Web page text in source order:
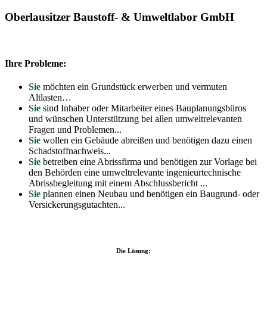
Oberlausitzer Baustoff- & Umweltlabor GmbH
Ihre Probleme:
Sie möchten ein Grundstück erwerben und vermuten
Altlasten…
Sie sind Inhaber oder Mitarbeiter eines Bauplanungsbüros
und wünschen Unterstützung bei allen umweltrelevanten
Fragen und Problemen...
Sie wollen ein Gebäude abreißen und benötigen dazu einen
Schadstoffnachweis...
Sie betreiben eine Abrissfirma und benötigen zur Vorlage bei
den Behörden eine umweltrelevante ingenieurtechnische
Abrissbegleitung mit einem Abschlussbericht ...
Sie plannen einen Neubau und benötigen ein Baugrund- oder
Versickerungsgutachten...
Die Lösung: